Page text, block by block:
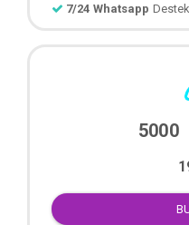
7/24 Whatsapp
5000